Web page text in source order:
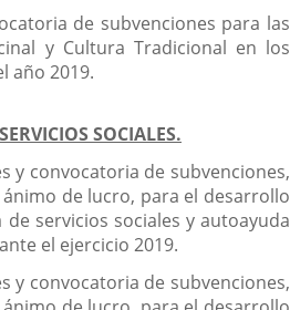
de subvenciones para las
y Cultura Tradicional en los
año 2019.
SOCIALES.
y convocatoria de subvenciones,
de lucro, para el desarrollo
servicios sociales y autoayuda
el ejercicio 2019.
y convocatoria de subvenciones,